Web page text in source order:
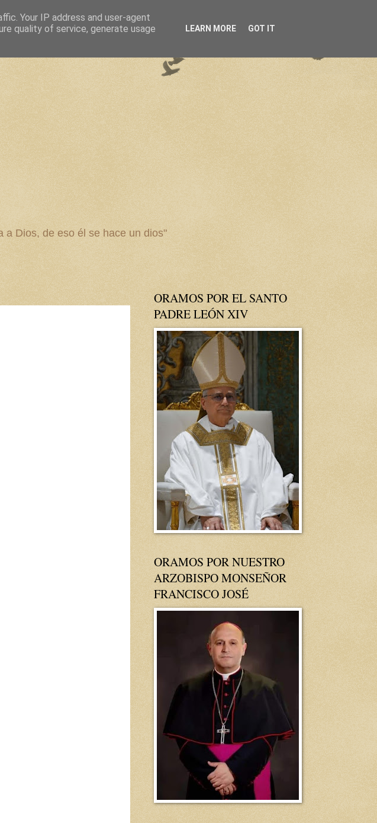
a Dios, de eso él se hace un dios"
ORAMOS POR EL SANTO
PADRE LEÓN XIV
ORAMOS POR NUESTRO
ARZOBISPO MONSEÑOR
FRANCISCO JOSÉ
Your IP address and user-agent
quality of service, generate usage
LEARN MORE GOT IT